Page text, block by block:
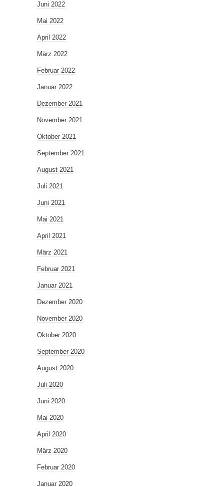
Juni 2022
Mai 2022
April 2022
März 2022
Februar 2022
Januar 2022
Dezember 2021
November 2021
Oktober 2021
September 2021
August 2021
Juli 2021
Juni 2021
Mai 2021
April 2021
März 2021
Februar 2021
Januar 2021
Dezember 2020
November 2020
Oktober 2020
September 2020
August 2020
Juli 2020
Juni 2020
Mai 2020
April 2020
März 2020
Februar 2020
Januar 2020